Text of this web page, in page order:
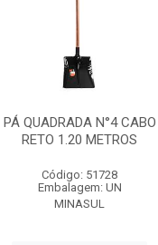
PÁ QUADRADA N°4 CABO
RETO 1.20 METROS
Código: 51728
Embalagem: UN
MINASUL